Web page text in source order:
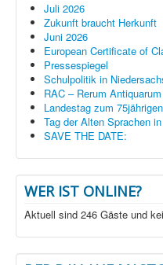
Juli 2026
Zukunft braucht Herkunft
Juni 2026
European Certificate of
Pressespiegel
Schulpolitik in
RAC – Rerum
Landestag zum
Tag der Alten Sprachen
SAVE THE DATE:
WER IST ONLINE?
Aktuell sind 246 Gäste und